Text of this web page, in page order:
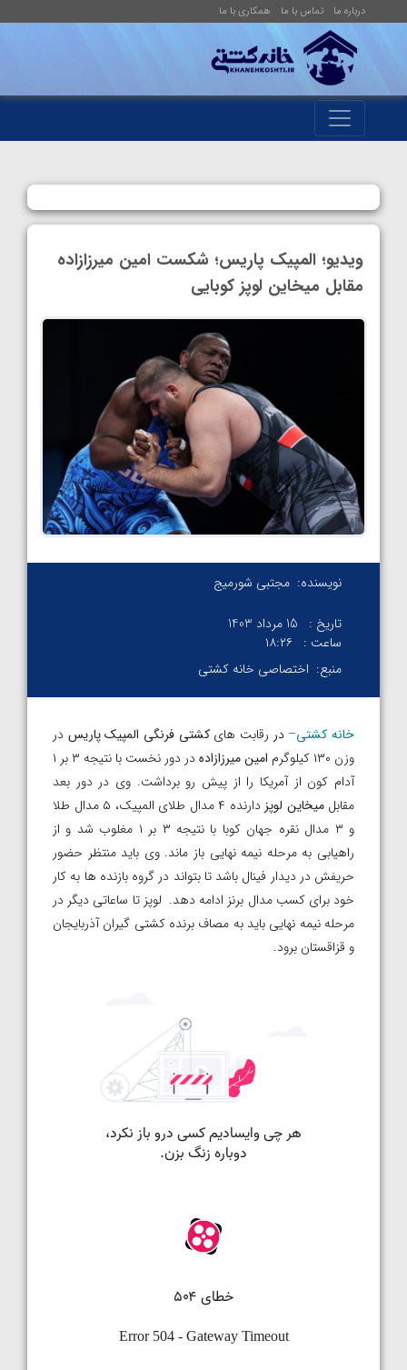
درباره ما تماس با ما همکاری با ما
ویدیو؛ المپیک پاریس؛ شکست امین میرزازاده
مقابل میخاین لوپز کوبایی
نویسنده: مجتبی شورمیج
تاریخ :
15 مرداد 1403
ساعت :
۱۸:۲۶
منبع: اختصاصی خانه کشتی
خانه کشتی– در رقابت هایکشتی فرنگی المپیک پاریس در
وزن ۱۳۰ کیلوگرم
امین میرزازاده
در دور نخست با نتیجه ۳ بر ۱
آدام کون از آمریکا را از پیش رو برداشت. وی در دور بعد
مقابلمیخاین لوپز
دارنده ۴ مدال طلای المپیک، ۵ مدال طلا
و ۳ مدال نقره جهان کوبا با نتیجه ۳ بر ۱ مغلوب شد و از
راهیابی به مرحله نیمه نهایی باز ماند. وی باید منتظر حضور
حریفش در دیدار فینال باشد تا بتواند در گروه بازنده ها به کار
خود برای کسب مدال برنز ادامه دهد. لوپز تا ساعاتی دیگر در
مرحله نیمه نهایی باید به مصاف برنده کشتی گیران آذربایجان
و قزاقستان برود.